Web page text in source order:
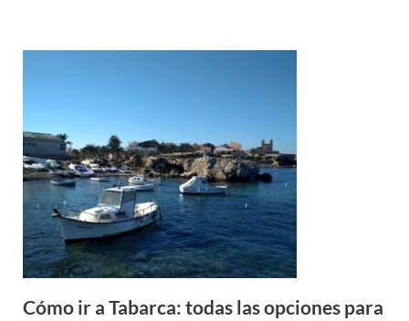
Cómo ir a Tabarca: todas las opciones para